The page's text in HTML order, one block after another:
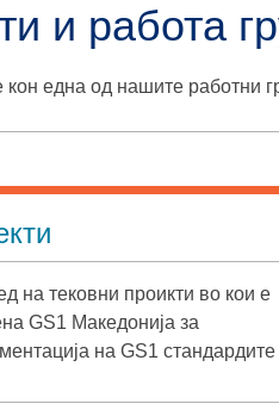
и работа
кон една од нашите работни
на тековни проикти во кои е
GS1 Македонија за
на GS1 стандардите